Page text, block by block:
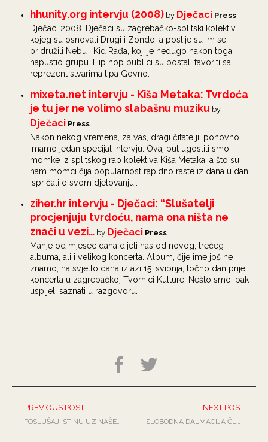
hhunity.org intervju (2008) by Dječaci Press
Dječaci 2008. Dječaci su zagrebačko-splitski kolektiv
kojeg su osnovali Drugi i Zondo, a poslije su im se
pridružili Nebu i Kid Rađa, koji je nedugo nakon toga
napustio grupu. Hip hop publici su postali favoriti sa
reprezent stvarima tipa Govno…
mixeta.net intervju - Kiša Metaka: Tvrdoća
je tu jer ne volimo slabašnu muziku by
Dječaci Press
Nakon nekog vremena, za vas, dragi čitatelji, ponovno
imamo jedan specijal intervju. Ovaj put ugostili smo
momke iz splitskog rap kolektiva Kiša Metaka, a što su
nam momci čija popularnost rapidno raste iz dana u dan
ispričali o svom djelovanju,…
ziher.hr intervju - Dječaci: “Slušatelji
procjenjuju tvrdoću, nama ona ništa ne
znači u vezi… by Dječaci Press
Manje od mjesec dana dijeli nas od novog, trećeg
albuma, ali i velikog koncerta. Album, čije ime još ne
znamo, na svjetlo dana izlazi 15. svibnja, točno dan prije
koncerta u zagrebačkoj Tvornici Kulture. Nešto smo ipak
uspijeli saznati u razgovoru…
PREVIOUS POST
POSLUŠAJ ISTINU UZ NAŠE KOMENTARE I FREESTYLE
NEXT POST
SLOBODNA DALMACIJA ČLANAK – ‘LOVRINAC’ PJESMA KOJA PLAŠI GLAZBENE UREDNIKE